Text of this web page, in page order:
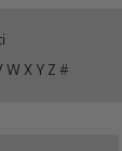
W X Y Z #